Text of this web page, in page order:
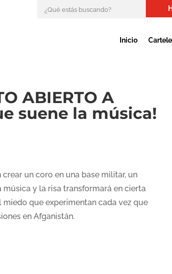
Inicio
ABIERTO A
suene la música!
un coro en una base militar, un
y la risa transformará en cierta
que experimentan cada vez que
en Afganistán.